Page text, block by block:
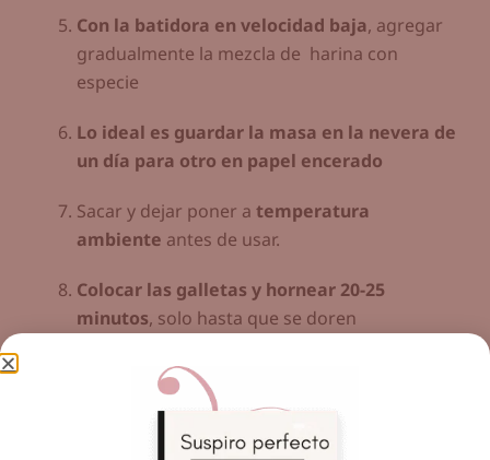
Con la batidora en velocidad baja, agregar
gradualmente la mezcla de harina con
especie
Lo ideal es guardar la masa en la nevera de
un día para otro en papel encerado
Sacar y dejar poner a temperatura
ambiente antes de usar.
Colocar las galletas y hornear 20-25
minutos, solo hasta que se doren
dorar mucho se ponen muy duras.